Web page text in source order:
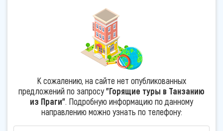
К сожалению, на сайте нет опубликованных
предложений по запросу"Горящие туры в Танзанию
из Праги". Подробную информацию по данному
направлению можно узнать по телефону: